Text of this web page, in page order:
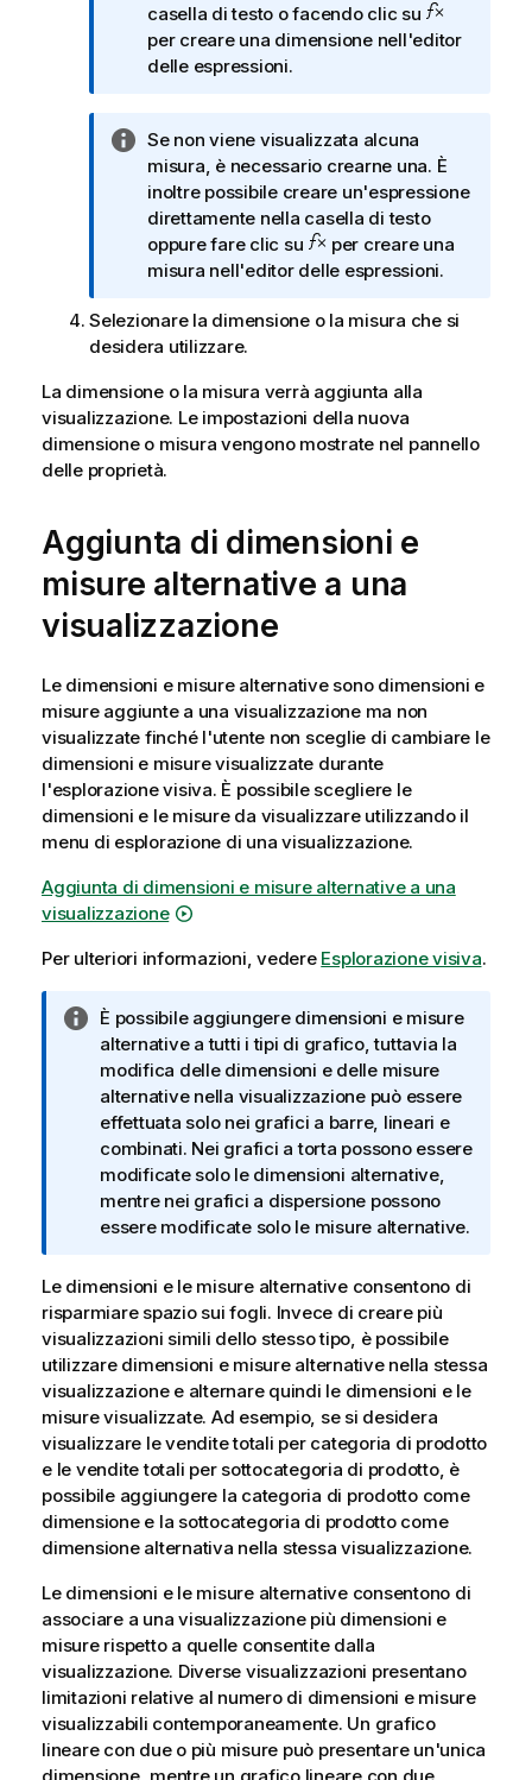
a
i
n
r
m
a
t
i
c
casella di testo o facendo clic su
per creare una dimensione nell'editor
delle espressioni.
N
o
t
a
i
n
o
r
a
t
i
c
Se non viene visualizzata alcuna
misura, è necessario crearne una. È
inoltre possibile creare un'espressione
direttamente nella casella di testo
oppure fare clic su
per creare una
misura nell'editor delle espressioni.
Selezionare la dimensione o la misura che si
desidera utilizzare.
La dimensione o la misura verrà aggiunta alla
visualizzazione. Le impostazioni della nuova
dimensione o misura vengono mostrate nel pannello
delle proprietà.
Aggiunta di dimensioni e
misure alternative a una
visualizzazione
Le dimensioni e misure alternative sono dimensioni e
misure aggiunte a una visualizzazione ma non
visualizzate finché l'utente non sceglie di cambiare le
dimensioni e misure visualizzate durante
l'esplorazione visiva. È possibile scegliere le
dimensioni e le misure da visualizzare utilizzando il
menu di esplorazione di una visualizzazione.
Aggiunta di dimensioni e misure alternative a una
visualizzazione
Per ulteriori informazioni, vedere Esplorazione visiva.
N
o
t
a
i
n
f
o
r
a
t
i
c
a
È possibile aggiungere dimensioni e misure
alternative a tutti i tipi di grafico, tuttavia la
modifica delle dimensioni e delle misure
alternative nella visualizzazione può essere
effettuata solo nei grafici a barre, lineari e
combinati. Nei grafici a torta possono essere
modificate solo le dimensioni alternative,
mentre nei grafici a dispersione possono
essere modificate solo le misure alternative.
Le dimensioni e le misure alternative consentono di
risparmiare spazio sui fogli. Invece di creare più
visualizzazioni simili dello stesso tipo, è possibile
utilizzare dimensioni e misure alternative nella stessa
visualizzazione e alternare quindi le dimensioni e le
misure visualizzate. Ad esempio, se si desidera
visualizzare le vendite totali per categoria di prodotto
e le vendite totali per sottocategoria di prodotto, è
possibile aggiungere la categoria di prodotto come
dimensione e la sottocategoria di prodotto come
dimensione alternativa nella stessa visualizzazione.
Le dimensioni e le misure alternative consentono di
associare a una visualizzazione più dimensioni e
misure rispetto a quelle consentite dalla
visualizzazione. Diverse visualizzazioni presentano
limitazioni relative al numero di dimensioni e misure
visualizzabili contemporaneamente. Un grafico
lineare con due o più misure può presentare un'unica